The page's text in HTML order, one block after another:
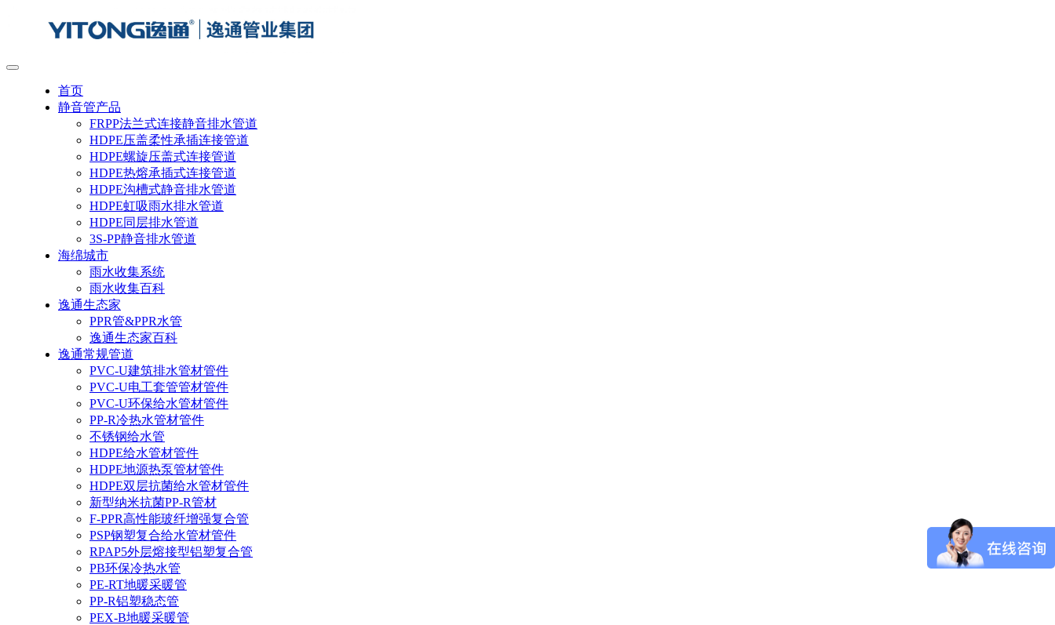
首页
静音管产品
FRPP法兰式连接静音排水管道
HDPE压盖柔性承插连接管道
HDPE螺旋压盖式连接管道
HDPE热熔承插式连接管道
HDPE沟槽式静音排水管道
HDPE虹吸雨水排水管道
HDPE同层排水管道
3S-PP静音排水管道
海绵城市
雨水收集系统
雨水收集百科
逸通生态家
PPR管&PPR水管
逸通生态家百科
逸通常规管道
PVC-U建筑排水管材管件
PVC-U电工套管管材管件
PVC-U环保给水管材管件
PP-R冷热水管材管件
不锈钢给水管
HDPE给水管材管件
HDPE地源热泵管材管件
HDPE双层抗菌给水管材管件
新型纳米抗菌PP-R管材
F-PPR高性能玻纤增强复合管
PSP钢塑复合给水管材管件
RPAP5外层熔接型铝塑复合管
PB环保冷热水管
PE-RT地暖采暖管
PP-R铝塑稳态管
PEX-B地暖采暖管